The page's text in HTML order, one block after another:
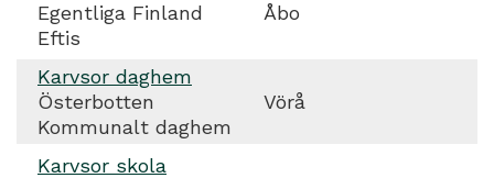
Egentliga Finland
Åbo
Eftis
Karvsor daghem
Österbotten
Vörå
Kommunalt daghem
Karvsor skola